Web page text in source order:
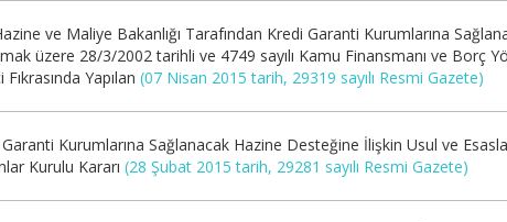
ve Maliye Bakanlığı Tarafından Kredi Garanti Kurumlarına
üzere 28/3/2002 tarihli ve 4749 sayılı Kamu Finansmanı ve Borç
Fıkrasında Yapılan (07 Nisan 2015 tarih, 29319 sayılı Resmi Gazete)
Kurumlarına Sağlanacak Hazine Desteğine İlişkin Usul ve
Kurulu Kararı (28 Şubat 2015 tarih, 29281 sayılı Resmi Gazete)